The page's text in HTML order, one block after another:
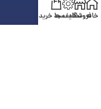
خانهفروشگاه
تخفیف هاسبد خرید